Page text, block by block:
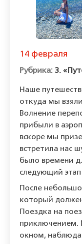
14 февраля
3.
Наше
откуда мы
Волнение
прибыли в
вскоре мы
встретила нас
было времени
следующий
После
который
Поездка на
приключением.
окном,